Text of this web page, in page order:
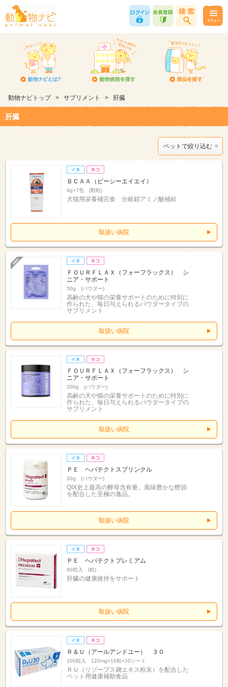
動物ナビトップ > サプリメント > 肝臓
肝臓
ペットで絞り込む
ＢＣＡＡ（ビーシーエイエイ）
4g×7包 (顆粒)
犬猫用栄養補完食 分岐鎖アミノ酸補給
取扱い病院
ＦＯＵＲＦＬＡＸ（フォーフラックス） シ
ニア・サポート
50g (パウダー)
高齢の犬や猫の栄養サポートのために特別に
作られた、毎日与えられるパウダータイプの
サプリメント
取扱い病院
ＦＯＵＲＦＬＡＸ（フォーフラックス） シ
ニア・サポート
200g (パウダー)
高齢の犬や猫の栄養サポートのために特別に
作られた、毎日与えられるパウダータイプの
サプリメント
取扱い病院
ＰＥ ヘパテクトスプリンクル
30g (パウダー)
QIX史上最高の酵母含有量。風味豊かな鰹節
を配合した至極の逸品。
取扱い病院
ＰＥ ヘパテクトプレミアム
60粒入 (粒)
肝臓の健康維持をサポート
取扱い病院
Ｒ＆Ｕ（アールアンドユー） ３０
100粒入 120mg×10粒×10シート
ＲＵ（リゾープス麹エキス粉末）を配合した
ペット用健康補助食品